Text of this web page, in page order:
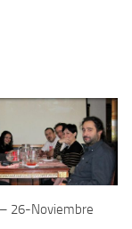
26-Noviembre